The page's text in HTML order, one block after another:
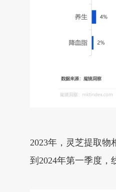
2023年，灵芝提取物
到2024年第一季度